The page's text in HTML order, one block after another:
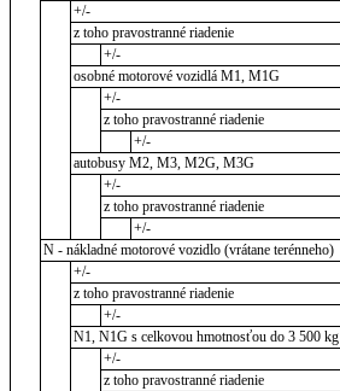
+/-
z toho pravostranné riadenie
+/-
osobné motorové vozidlá M1, M1G
+/-
z toho pravostranné riadenie
+/-
autobusy M2, M3, M2G, M3G
+/-
z toho pravostranné riadenie
+/-
N - nákladné motorové vozidlo (vrátane terénneho)
+/-
z toho pravostranné riadenie
+/-
N1, N1G s celkovou hmotnosťou do 3 500 kg
+/-
z toho pravostranné riadenie